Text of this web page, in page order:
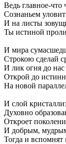
Ведь главное-что
Сознаньем
И на листы
Ты истиной
И мира
Строкою сделай
И лик огня до
Открой до
На новой
И слой
Духовно
Откроет
И добрым,
Тогда и вспомнят